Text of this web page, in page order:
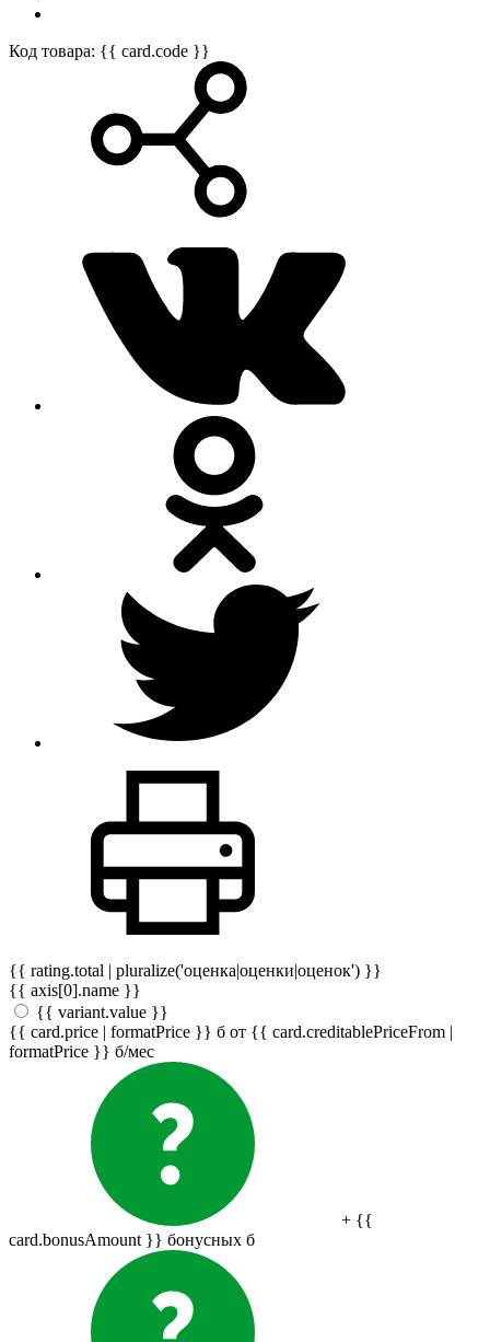
Код товара: {{ card.code }}
{{ rating.total | pluralize('оценка|оценки|оценок') }}
{{ axis[0].name }}
{{ variant.value }}
{{ card.price | formatPrice }} б от {{ card.creditablePriceFrom |
formatPrice }} б/мес
+ {{
card.bonusAmount }} бонусных б